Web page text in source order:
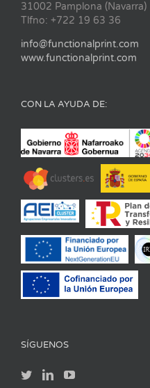
31002 Pamplona (Navarra)
Tlfno: +722 19 63 36
info@functionalprint.com
www.functionalprint.com
CON LA AYUDA DE:
SÍGUENOS